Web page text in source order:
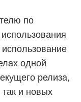
по
одной
релиза,
и новых